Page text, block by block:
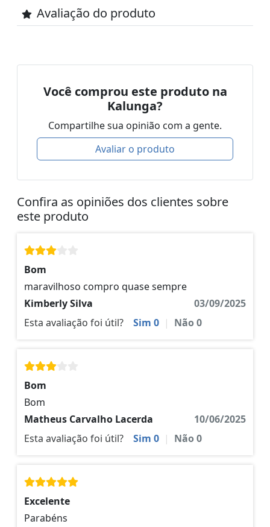
Avaliação do produto
Você comprou este produto na
Kalunga?
Compartilhe sua opinião com a gente.
Avaliar o produto
Confira as opiniões dos clientes sobre
este produto
Bom
maravilhoso compro quase sempre
Kimberly Silva
03/09/2025
Esta avaliação foi útil?
Sim 0 | Não0
Bom
Bom
Matheus Carvalho Lacerda
10/06/2025
Esta avaliação foi útil?
Sim 0 | Não0
Excelente
Parabéns